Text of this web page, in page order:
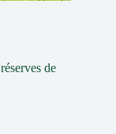
de